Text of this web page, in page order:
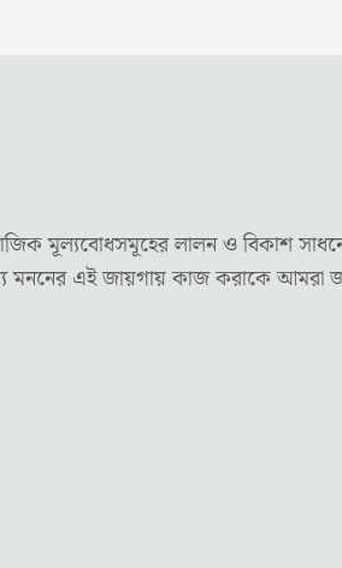
মূল্যবোধসমূহের লালন ও বিকাশ
মননের এই জায়গায় কাজ করাকে আমরা